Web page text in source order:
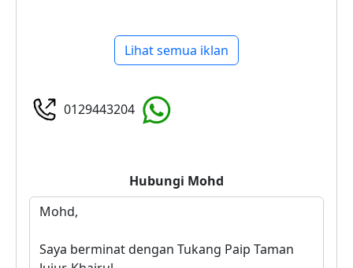
Lihat semua iklan
0129443204
Hubungi Mohd